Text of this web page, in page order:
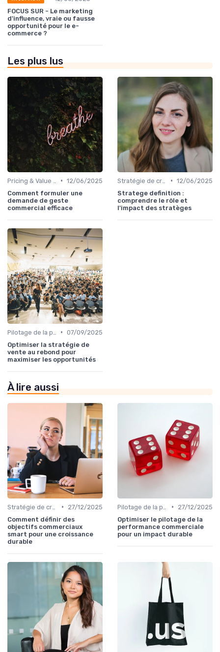
FOCUS SUR - Le marketing
d'influence, vraie ou fausse
opportunité pour le e-
commerce ?
Les plus lus
• 12/06/2025
Comment formuler une
demande de geste
commercial efficace
• 12/06/2025
Stratege definition :
comprendre le rôle et
l'impact des stratèges
• 07/09/2025
Optimiser la stratégie de
vente au rebond pour
maximiser les opportunités
À lire aussi
•
27/12/2025
Comment définir des
objectifs commerciaux
smart pour une croissance
durable
•
27/12/2025
Optimiser le pilotage de la
performance commerciale
pour un impact durable